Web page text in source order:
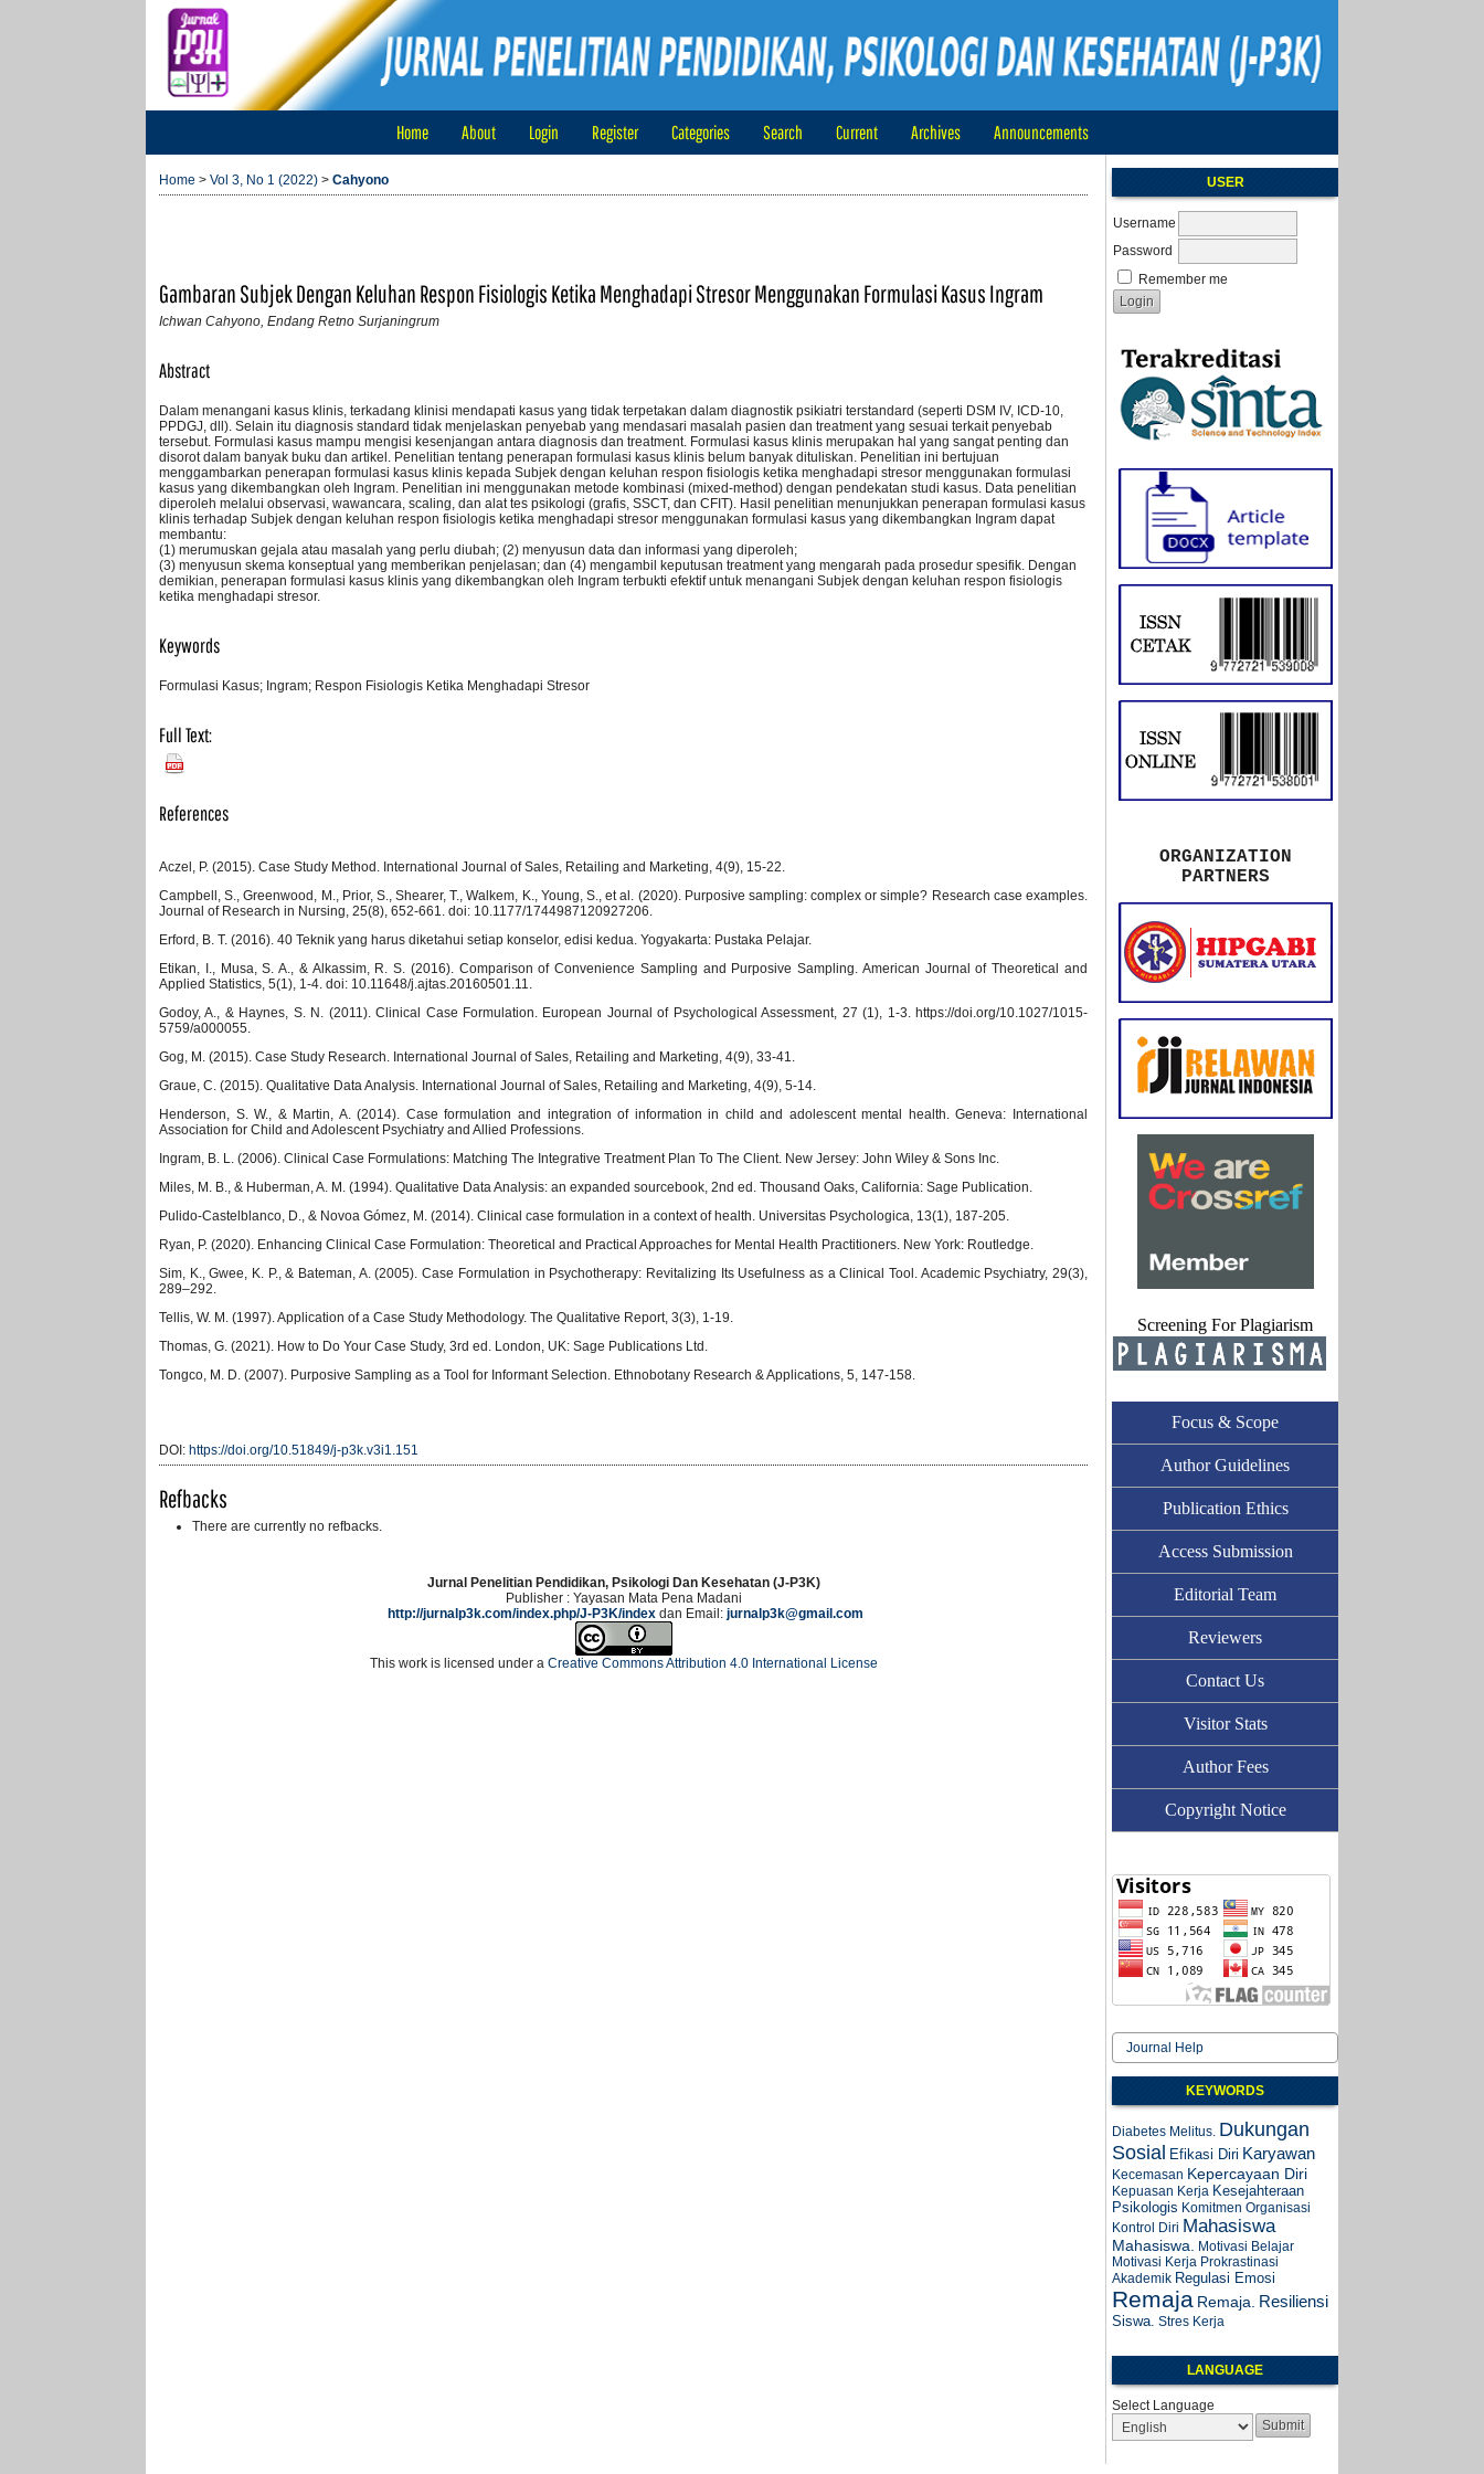
USER
Username
Password
Remember me
ORGANIZATION
PARTNERS
Screening For Plagiarism
Focus & Scope
Author Guidelines
Publication Ethics
Access Submission
Editorial Team
Reviewers
Contact Us
Visitor Stats
Author Fees
Copyright Notice
Journal Help
KEYWORDS
Diabetes Melitus. Dukungan
Sosial Efikasi Diri Karyawan
Kecemasan Kepercayaan Diri
Kepuasan Kerja Kesejahteraan
Psikologis Komitmen Organisasi
Kontrol Diri Mahasiswa
Mahasiswa. Motivasi Belajar
Motivasi Kerja Prokrastinasi
Akademik Regulasi Emosi
Remaja Remaja. Resiliensi
Siswa. Stres Kerja
LANGUAGE
Select Language
Home About Login Register Categories Search Current Archives Announcements
Home > Vol 3, No 1 (2022) > Cahyono
Gambaran Subjek Dengan Keluhan Respon Fisiologis Ketika Menghadapi Stresor Menggunakan Formulasi Kasus Ingram
Ichwan Cahyono, Endang Retno Surjaningrum
Abstract
Dalam menangani kasus klinis, terkadang klinisi mendapati kasus yang tidak terpetakan dalam diagnostik psikiatri terstandard (seperti DSM IV, ICD-10,
PPDGJ, dll). Selain itu diagnosis standard tidak menjelaskan penyebab yang mendasari masalah pasien dan treatment yang sesuai terkait penyebab
tersebut. Formulasi kasus mampu mengisi kesenjangan antara diagnosis dan treatment. Formulasi kasus klinis merupakan hal yang sangat penting dan
disorot dalam banyak buku dan artikel. Penelitian tentang penerapan formulasi kasus klinis belum banyak dituliskan. Penelitian ini bertujuan
menggambarkan penerapan formulasi kasus klinis kepada Subjek dengan keluhan respon fisiologis ketika menghadapi stresor menggunakan formulasi
kasus yang dikembangkan oleh Ingram. Penelitian ini menggunakan metode kombinasi (mixed-method) dengan pendekatan studi kasus. Data penelitian
diperoleh melalui observasi, wawancara, scaling, dan alat tes psikologi (grafis, SSCT, dan CFIT). Hasil penelitian menunjukkan penerapan formulasi kasus
klinis terhadap Subjek dengan keluhan respon fisiologis ketika menghadapi stresor menggunakan formulasi kasus yang dikembangkan Ingram dapat
membantu:
(1) merumuskan gejala atau masalah yang perlu diubah; (2) menyusun data dan informasi yang diperoleh;
(3) menyusun skema konseptual yang memberikan penjelasan; dan (4) mengambil keputusan treatment yang mengarah pada prosedur spesifik. Dengan
demikian, penerapan formulasi kasus klinis yang dikembangkan oleh Ingram terbukti efektif untuk menangani Subjek dengan keluhan respon fisiologis
ketika menghadapi stresor.
Keywords
Formulasi Kasus; Ingram; Respon Fisiologis Ketika Menghadapi Stresor
Full Text:
PDF
References
Aczel, P. (2015). Case Study Method. International Journal of Sales, Retailing and Marketing, 4(9), 15-22.
Campbell, S., Greenwood, M., Prior, S., Shearer, T., Walkem, K., Young, S., et al. (2020). Purposive sampling: complex or simple? Research case examples.
Journal of Research in Nursing, 25(8), 652-661. doi: 10.1177/1744987120927206.
Erford, B. T. (2016). 40 Teknik yang harus diketahui setiap konselor, edisi kedua. Yogyakarta: Pustaka Pelajar.
Etikan, I., Musa, S. A., & Alkassim, R. S. (2016). Comparison of Convenience Sampling and Purposive Sampling. American Journal of Theoretical and
Applied Statistics, 5(1), 1-4. doi: 10.11648/j.ajtas.20160501.11.
Godoy, A., & Haynes, S. N. (2011). Clinical Case Formulation. European Journal of Psychological Assessment, 27 (1), 1-3. https://doi.org/10.1027/1015-
5759/a000055.
Gog, M. (2015). Case Study Research. International Journal of Sales, Retailing and Marketing, 4(9), 33-41.
Graue, C. (2015). Qualitative Data Analysis. International Journal of Sales, Retailing and Marketing, 4(9), 5-14.
Henderson, S. W., & Martin, A. (2014). Case formulation and integration of information in child and adolescent mental health. Geneva: International
Association for Child and Adolescent Psychiatry and Allied Professions.
Ingram, B. L. (2006). Clinical Case Formulations: Matching The Integrative Treatment Plan To The Client. New Jersey: John Wiley & Sons Inc.
Miles, M. B., & Huberman, A. M. (1994). Qualitative Data Analysis: an expanded sourcebook, 2nd ed. Thousand Oaks, California: Sage Publication.
Pulido-Castelblanco, D., & Novoa Gómez, M. (2014). Clinical case formulation in a context of health. Universitas Psychologica, 13(1), 187-205.
Ryan, P. (2020). Enhancing Clinical Case Formulation: Theoretical and Practical Approaches for Mental Health Practitioners. New York: Routledge.
Sim, K., Gwee, K. P., & Bateman, A. (2005). Case Formulation in Psychotherapy: Revitalizing Its Usefulness as a Clinical Tool. Academic Psychiatry, 29(3),
289–292.
Tellis, W. M. (1997). Application of a Case Study Methodology. The Qualitative Report, 3(3), 1-19.
Thomas, G. (2021). How to Do Your Case Study, 3rd ed. London, UK: Sage Publications Ltd.
Tongco, M. D. (2007). Purposive Sampling as a Tool for Informant Selection. Ethnobotany Research & Applications, 5, 147-158.
DOI: https://doi.org/10.51849/j-p3k.v3i1.151
Refbacks
There are currently no refbacks.
Jurnal Penelitian Pendidikan, Psikologi Dan Kesehatan (J-P3K)
Publisher : Yayasan Mata Pena Madani
http://jurnalp3k.com/index.php/J-P3K/indexdan Email: jurnalp3k@gmail.com
This work is licensed under a Creative Commons Attribution 4.0 International License